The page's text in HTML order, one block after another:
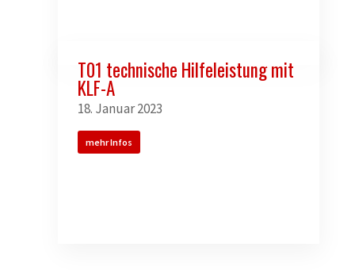
T01 technische Hilfeleistung mit
KLF-A
18. Januar 2023
mehr Infos